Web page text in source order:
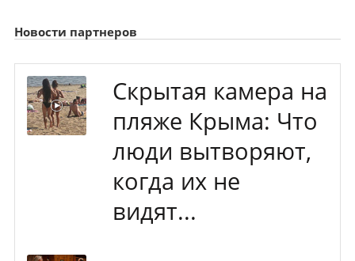
Новости партнеров
Скрытая камера на
пляже Крыма: Что
люди вытворяют,
когда их не
видят...